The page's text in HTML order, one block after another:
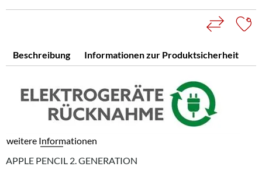
Beschreibung Informationen zur Produktsicherheit
weitere Informationen
APPLE PENCIL 2. GENERATION